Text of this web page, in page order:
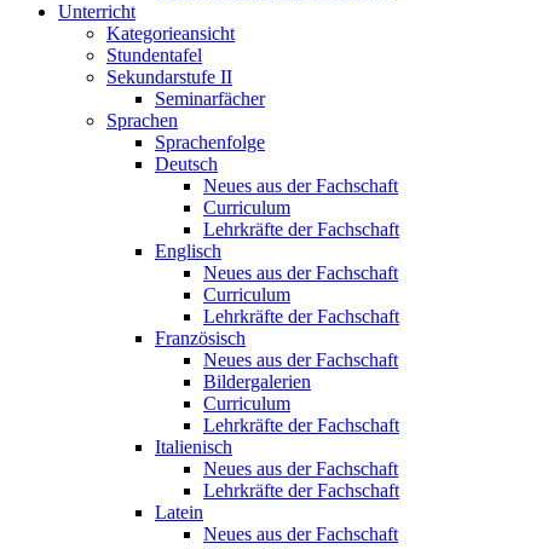
Unterricht
Kategorieansicht
Stundentafel
Sekundarstufe II
Seminarfächer
Sprachen
Sprachenfolge
Deutsch
Neues aus der Fachschaft
Curriculum
Lehrkräfte der Fachschaft
Englisch
Neues aus der Fachschaft
Curriculum
Lehrkräfte der Fachschaft
Französisch
Neues aus der Fachschaft
Bildergalerien
Curriculum
Lehrkräfte der Fachschaft
Italienisch
Neues aus der Fachschaft
Lehrkräfte der Fachschaft
Latein
Neues aus der Fachschaft